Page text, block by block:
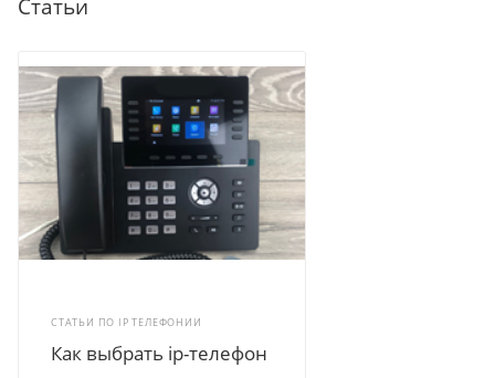
Статьи
СТАТЬИ ПО IP ТЕЛЕФОНИИ
Как выбрать ip-телефон